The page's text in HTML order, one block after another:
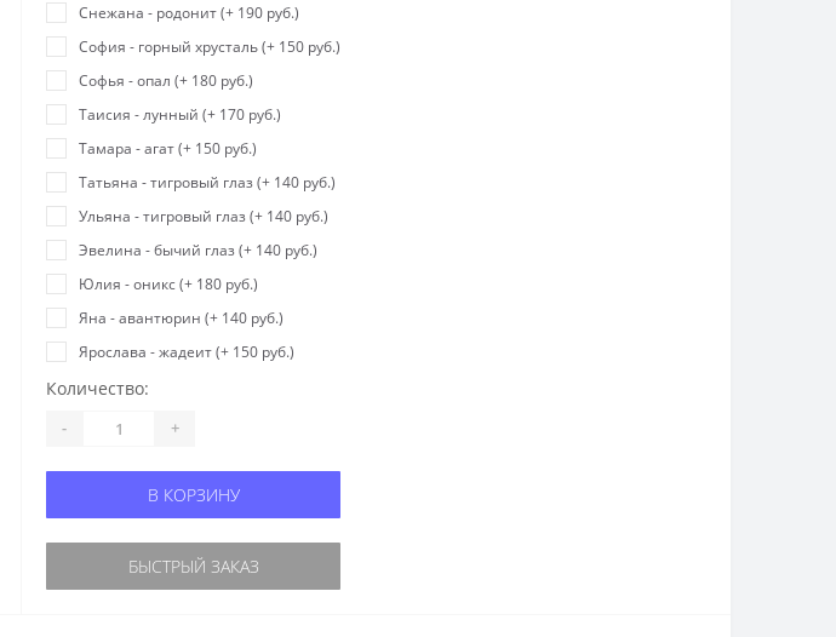
Снежана - родонит (+ 190 руб.)
София - горный хрусталь (+ 150 руб.)
Софья - опал (+ 180 руб.)
Таисия - лунный (+ 170 руб.)
Тамара - агат (+ 150 руб.)
Татьяна - тигровый глаз (+ 140 руб.)
Ульяна - тигровый глаз (+ 140 руб.)
Эвелина - бычий глаз (+ 140 руб.)
Юлия - оникс (+ 180 руб.)
Яна - авантюрин (+ 140 руб.)
Ярослава - жадеит (+ 150 руб.)
Количество:
- +
В КОРЗИНУ
БЫСТРЫЙ ЗАКАЗ